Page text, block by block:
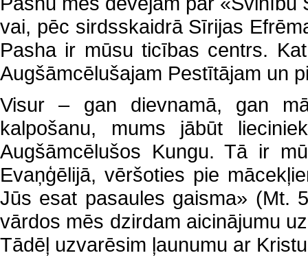
vai, pēc sirdsskaidrā Sīrijas
Pasha ir mūsu ticības centrs.
Augšāmcēlušajam Pestītājam un
Visur – gan dievnamā, gan
kalpošanu, mums jābūt
Augšāmcēlušos Kungu. Tā ir
Evaņģēlijā, vēršoties pie
Jūs esat pasaules gaisma» (Mt.
vārdos mēs dzirdam aicinājumu
Tādēļ uzvarēsim ļaunumu ar